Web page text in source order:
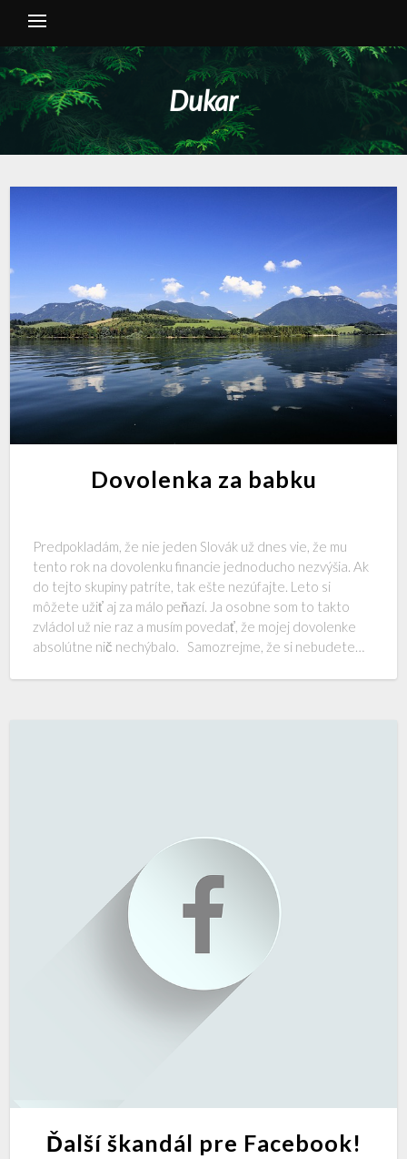
Dukar
Dovolenka za babku
Predpokladám, že nie jeden Slovák už dnes vie, že mu
tento rok na dovolenku financie jednoducho nezvýšia. Ak
do tejto skupiny patríte, tak ešte nezúfajte. Leto si
môžete užiť aj za málo peňazí. Ja osobne som to takto
zvládol už nie raz a musím povedať, že mojej dovolenke
absolútne nič nechýbalo. Samozrejme, že si nebudete…
Ďalší škandál pre Facebook!